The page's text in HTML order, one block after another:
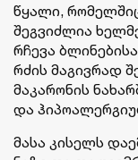
წყალი,
შეგვიძლია
რჩევა
რძის მაგივრად
მაკარონის
და
მასა კისელს